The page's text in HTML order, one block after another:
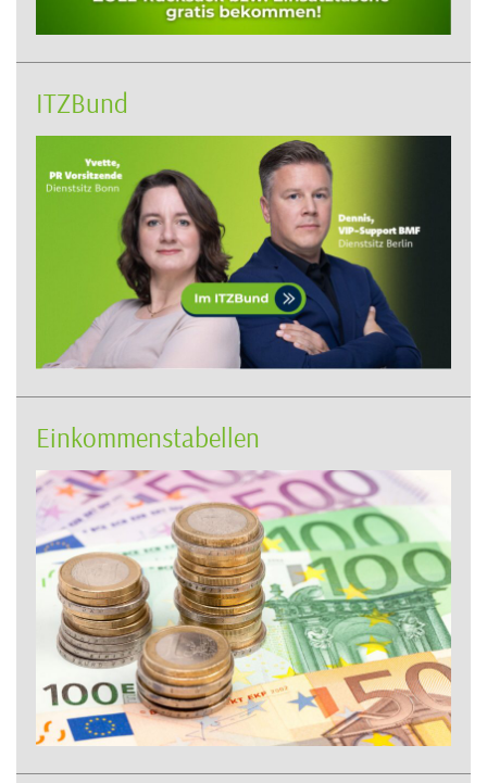
ITZBund
Einkommenstabellen